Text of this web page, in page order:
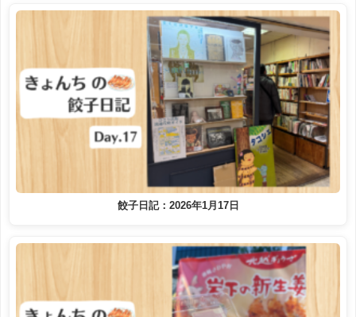
餃子日記：2026年1月17日